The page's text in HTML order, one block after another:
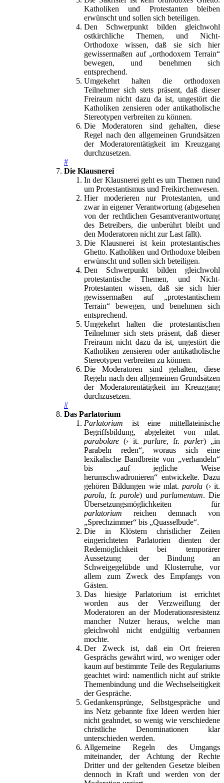
Katholiken und Protestanten bleiben
erwünscht und sollen sich beteiligen.
Den Schwerpunkt bilden gleichwohl
ostkirchliche Themen, und Nicht-
Orthodoxe wissen, daß sie sich hier
gewissermaßen auf „orthodoxem Terrain“
bewegen, und benehmen sich
entsprechend.
Umgekehrt halten die orthodoxen
Teilnehmer sich stets präsent, daß dieser
Freiraum nicht dazu da ist, ungestört die
Katholiken zensieren oder antikatholische
Stereotypen verbreiten zu können.
Die Moderatoren sind gehalten, diese
Regel nach den allgemeinen Grundsätzen
der Moderatorentätigkeit im Kreuzgang
durchzusetzen.
#
Die Klausnerei
In der Klausnerei geht es um Themen rund
um Protestantismus und Freikirchenwesen.
Hier moderieren nur Protestanten, und
zwar in eigener Verantwortung (abgesehen
von der rechtlichen Gesamtverantwortung
des Betreibers, die unberührt bleibt und
den Moderatoren nicht zur Last fällt).
Die Klausnerei ist kein protestantisches
Ghetto. Katholiken und Orthodoxe bleiben
erwünscht und sollen sich beteiligen.
Den Schwerpunkt bilden gleichwohl
protestantische Themen, und Nicht-
Protestanten wissen, daß sie sich hier
gewissermaßen auf „protestantischem
Terrain“ bewegen, und benehmen sich
entsprechend.
Umgekehrt halten die protestantischen
Teilnehmer sich stets präsent, daß dieser
Freiraum nicht dazu da ist, ungestört die
Katholiken zensieren oder antikatholische
Stereotypen verbreiten zu können.
Die Moderatoren sind gehalten, diese
Regeln nach den allgemeinen Grundsätzen
der Moderatorentätigkeit im Kreuzgang
durchzusetzen.
#
Das Parlatorium
Parlatorium ist eine mittellateinische
Begriffsbildung, abgeleitet von mlat.
parabolare (› it. parlare, fr. parler) „in
Parabeln reden“, woraus sich eine
lexikalische Bandbreite von „verhandeln“
bis „auf jegliche Weise
herumschwadronieren“ entwickelte. Dazu
gehören Bildungen wie mlat.parola (› it.
parola, fr.parole) undparlamentum. Die
Übersetzungsmöglichkeiten für
parlatorium reichen demnach von
„Sprechzimmer“ bis „Quasselbude“.
Die in Klöstern christlicher Zeiten
eingerichteten Parlatorien dienten der
Redemöglichkeit bei temporärer
Aussetzung der Bindung an
Schweigegelübde und Klosterruhe, vor
allem zum Zweck des Empfangs von
Gästen.
Das hiesige Parlatorium ist errichtet
worden aus der Verzweiflung der
Moderatoren an der Moderationsresistenz
mancher Nutzer heraus, welche man
gleichwohl nicht endgültig verbannen
mochte.
Der Zweck ist, daß ein Ort freieren
Gesprächs gewährt wird, wo weniger oder
kaum auf bestimmte Teile des Regulariums
geachtet wird: namentlich nicht auf strikte
Themenbindung und die Wechselseitigkeit
der Gespräche.
Gedankensprünge, Selbstgespräche und
ins Netz gebannte fixe Ideen werden hier
nicht geahndet, so wenig wie verschiedene
christliche Denominationen klar
unterschieden werden.
Allgemeine Regeln des Umgangs
miteinander, der Achtung der Rechte
Dritter und der geltenden Gesetze bleiben
dennoch in Kraft und werden von der